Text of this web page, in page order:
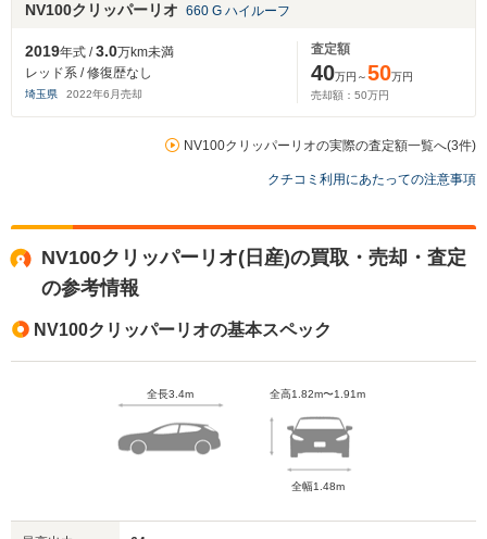
NV100クリッパーリオ 660 G ハイルーフ
2019年式 /3.0万km未満
レッド系 / 修復歴なし
埼玉県 2022年6 月売却
査定額
40万円～50万円
売却額： 50万円
NV100クリッパーリオの実際の査定額一覧へ(3件)
クチコミ利用にあたっての注意事項
NV100クリッパーリオ(日産)の買取・売却・査定
の参考情報
NV100クリッパーリオの基本スペック
全長3.4m 全高1.82m〜1.91m
全幅1.48m